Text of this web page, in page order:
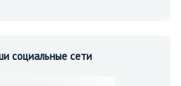
социальные сети